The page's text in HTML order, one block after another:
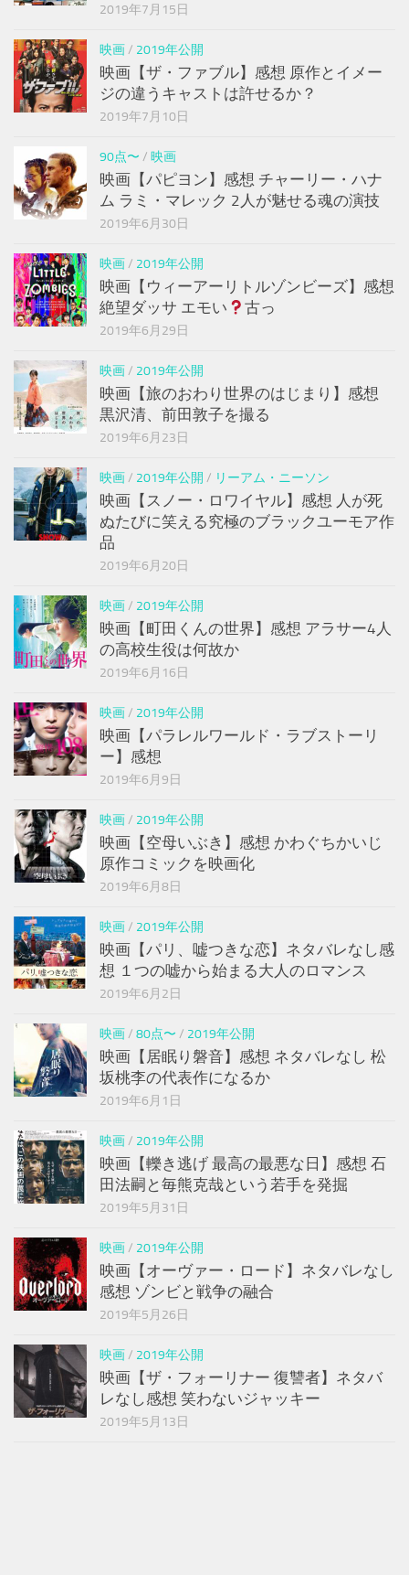
2019年7月15日
映画/ 2019年公開
映画【ザ・ファブル】感想 原作とイメー
ジの違うキャストは許せるか？
2019年7月10日
90点〜 / 映画
映画【パピヨン】感想 チャーリー・ハナ
ム ラミ・マレック 2人が魅せる魂の演技
2019年6月30日
映画/ 2019年公開
映画【ウィーアーリトルゾンビーズ】感想
絶望ダッサ エモい
古っ
2019年6月29日
映画/ 2019年公開
映画【旅のおわり世界のはじまり】感想
黒沢清、前田敦子を撮る
2019年6月23日
映画/ 2019年公開 / リーアム・ニーソン
映画【スノー・ロワイヤル】感想 人が死
ぬたびに笑える究極のブラックユーモア作
品
2019年6月20日
映画/ 2019年公開
映画【町田くんの世界】感想 アラサー4人
の高校生役は何故か
2019年6月16日
映画/ 2019年公開
映画【パラレルワールド・ラブストーリ
ー】感想
2019年6月9日
映画/ 2019年公開
映画【空母いぶき】感想 かわぐちかいじ
原作コミックを映画化
2019年6月8日
映画/ 2019年公開
映画【パリ、嘘つきな恋】ネタバレなし感
想 １つの嘘から始まる大人のロマンス
2019年6月2日
映画/ 80点〜 / 2019年公開
映画【居眠り磐音】感想 ネタバレなし 松
坂桃李の代表作になるか
2019年6月1日
映画/ 2019年公開
映画【轢き逃げ 最高の最悪な日】感想 石
田法嗣と毎熊克哉という若手を発掘
2019年5月31日
映画/ 2019年公開
映画【オーヴァー・ロード】ネタバレなし
感想 ゾンビと戦争の融合
2019年5月26日
映画/ 2019年公開
映画【ザ・フォーリナー 復讐者】ネタバ
レなし感想 笑わないジャッキー
2019年5月13日